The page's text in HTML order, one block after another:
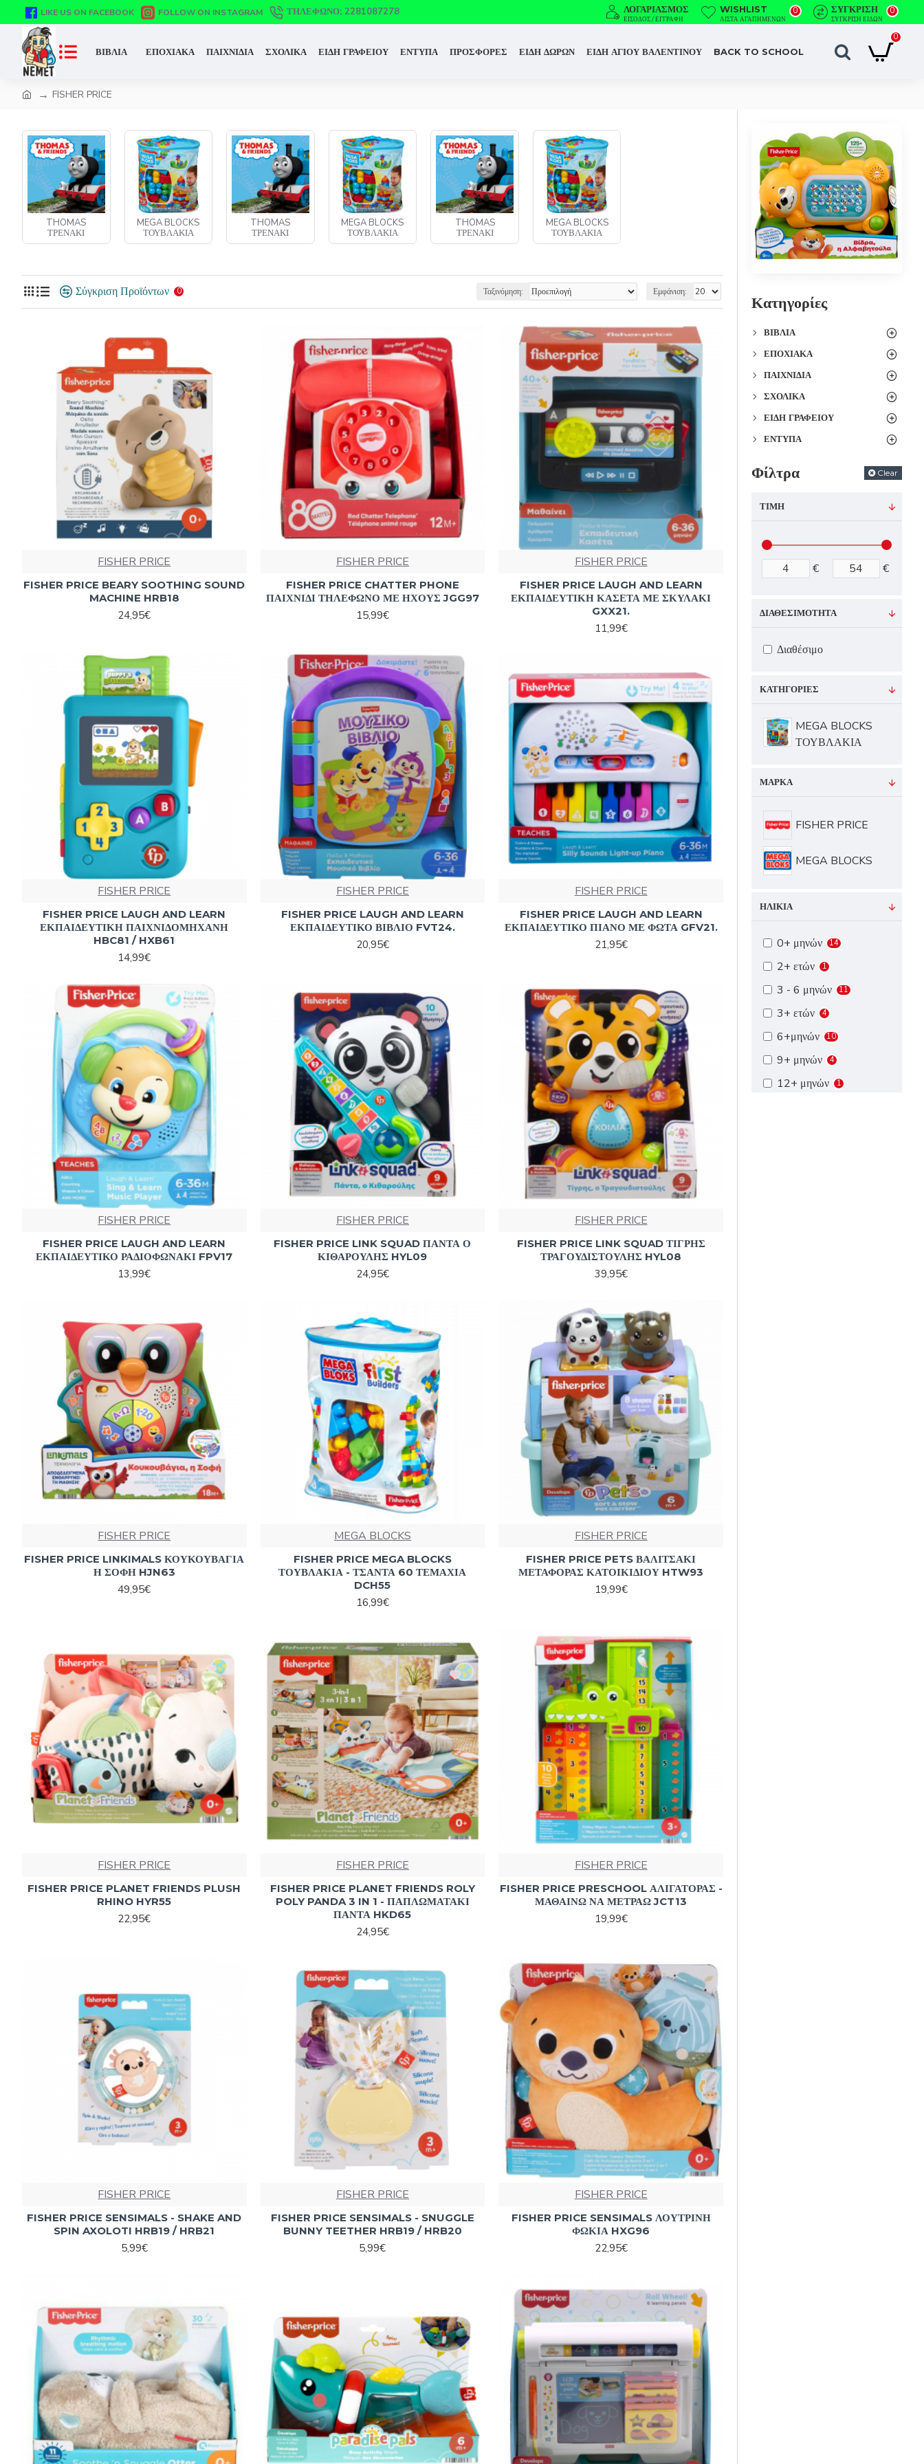
LIKE US ON FACEBOOK FOLLOW ON INSTAGRAM ΤΗΛΈΦΩΝΟ: 2281087278 ΛΟΓΑΡΙΑΣΜΌΣ
ΕΊΣΟΔΟΣ / ΕΓΓΡΑΦΉ
WISHLIST
ΛΊΣΤΑ ΑΓΑΠΗΜΈΝΩΝ
0 ΣΎΓΚΡΙΣΗ
ΣΎΓΚΡΙΣΗ ΕΙΔΏΝ
0
ΒΙΒΛΙΑ ΕΠΟΧΙΑΚΑ ΠΑΙΧΝΙΔΙΑ ΣΧΟΛΙΚΑ ΕΙΔΗ ΓΡΑΦΕΙΟΥ ΕΝΤΥΠΑ ΠΡΟΣΦΟΡΕΣ ΕΙΔΗ ΔΩΡΩΝ ΕΙΔΗ ΑΓΙΟΥ ΒΑΛΕΝΤΙΝΟΥ BACK TO SCHOOL
0
FISHER PRICE
THOMAS
ΤΡΕΝΑΚΙ
MEGA BLOCKS
ΤΟΥΒΛΑΚΙΑ
THOMAS
ΤΡΕΝΑΚΙ
MEGA BLOCKS
ΤΟΥΒΛΑΚΙΑ
THOMAS
ΤΡΕΝΑΚΙ
MEGA BLOCKS
ΤΟΥΒΛΑΚΙΑ
Σύγκριση Προϊόντων 0 Ταξινόμηση: Εμφάνιση:
FISHER PRICE
FISHER PRICE BEARY SOOTHING SOUND
MACHINE HRB18
24,95€
FISHER PRICE
FISHER PRICE CHATTER PHONE
ΠΑΙΧΝΙΔΙ ΤΗΛΕΦΩΝΟ ΜΕ ΗΧΟΥΣ JGG97
15,99€
FISHER PRICE
FISHER PRICE LAUGH AND LEARN
ΕΚΠΑΙΔΕΥΤΙΚΗ ΚΑΣΕΤΑ ΜΕ ΣΚΥΛΑΚΙ
GXX21.
11,99€
FISHER PRICE
FISHER PRICE LAUGH AND LEARN
ΕΚΠΑΙΔΕΥΤΙΚΗ ΠΑΙΧΝΙΔΟΜΗΧΑΝΗ
HBC81 / HXB61
14,99€
FISHER PRICE
FISHER PRICE LAUGH AND LEARN
ΕΚΠΑΙΔΕΥΤΙΚΟ ΒΙΒΛΙΟ FVT24.
20,95€
FISHER PRICE
FISHER PRICE LAUGH AND LEARN
ΕΚΠΑΙΔΕΥΤΙΚΟ ΠΙΑΝΟ ΜΕ ΦΩΤΑ GFV21.
21,95€
FISHER PRICE
FISHER PRICE LAUGH AND LEARN
ΕΚΠΑΙΔΕΥΤΙΚΟ ΡΑΔΙΟΦΩΝΑΚΙ FPV17
13,99€
FISHER PRICE
FISHER PRICE LINK SQUAD ΠΑΝΤΑ Ο
ΚΙΘΑΡΟΥΛΗΣ HYL09
24,95€
FISHER PRICE
FISHER PRICE LINK SQUAD ΤΙΓΡΗΣ
ΤΡΑΓΟΥΔΙΣΤΟΥΛΗΣ HYL08
39,95€
FISHER PRICE
FISHER PRICE LINKIMALS ΚΟΥΚΟΥΒΑΓΙΑ
Η ΣΟΦΗ HJN63
49,95€
MEGA BLOCKS
FISHER PRICE MEGA BLOCKS
ΤΟΥΒΛΑΚΙΑ - ΤΣΑΝΤΑ 60 ΤΕΜΑΧΙΑ
DCH55
16,99€
FISHER PRICE
FISHER PRICE PETS ΒΑΛΙΤΣΑΚΙ
ΜΕΤΑΦΟΡΑΣ ΚΑΤΟΙΚΙΔΙΟΥ HTW93
19,99€
FISHER PRICE
FISHER PRICE PLANET FRIENDS PLUSH
RHINO HYR55
22,95€
FISHER PRICE
FISHER PRICE PLANET FRIENDS ROLY
POLY PANDA 3 IN 1 - ΠΑΠΛΩΜΑΤΑΚΙ
ΠΑΝΤΑ HKD65
24,95€
FISHER PRICE
FISHER PRICE PRESCHOOL ΑΛΙΓΑΤΟΡΑΣ -
ΜΑΘΑΙΝΩ ΝΑ ΜΕΤΡΑΩ JCT13
19,99€
FISHER PRICE
FISHER PRICE SENSIMALS - SHAKE AND
SPIN AXOLOTI HRB19 / HRB21
5,99€
FISHER PRICE
FISHER PRICE SENSIMALS - SNUGGLE
BUNNY TEETHER HRB19 / HRB20
5,99€
FISHER PRICE
FISHER PRICE SENSIMALS ΛΟΥΤΡΙΝΗ
ΦΩΚΙΑ HXG96
22,95€
Κατηγορίες
ΒΙΒΛΊΑ
ΕΠΟΧΙΑΚΆ
ΠΑΙΧΝΊΔΙΑ
ΣΧΟΛΙΚΆ
ΕΊΔΗ ΓΡΑΦΕΊΟΥ
ΈΝΤΥΠΑ
Φίλτρα Clear
ΤΙΜΉ
€ €
ΚΑΤΗΓΟΡΊΕΣ
MEGA BLOCKS
ΤΟΥΒΛΑΚΙΑ
ΜΆΡΚΑ
FISHER PRICE
MEGA BLOCKS
ΗΛΙΚΊΑ
0+ μηνών 14
2+ ετών 1
3 - 6 μηνών 11
3+ ετών 4
6+μηνών 10
9+ μηνών 4
12+ μηνών 1
ΔΙΑΘΕΣΙΜΌΤΗΤΑ
Διαθέσιμο